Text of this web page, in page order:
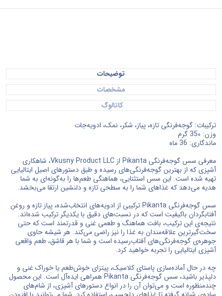
توضیحات
مشخصات
کاتالوگ
ترکیبات: گوجه‌فرنگی تازه، پیاز، شکر، نمک، ادویه‌جات
وزن: 35۰ گرم
ماندگاری: 36 ماه
معرفی سس گوجه‌فرنگی Pikanta از Vkusny Product LLC، شاهکاری
آشپزی که از بهترین گوجه‌فرنگی‌های رسیده و طبق دستورهای اصیل ایتالیایی
تهیه شده است. این سس استثنایی، هماهنگی طعم‌ها را به‌گونه‌ای به شما
هدیه می‌دهد که غذاهای شما را به سطحی تازه و دلنشین ارتقا می‌بخشد.
سس گوجه‌فرنگی Pikanta ترکیبی از ادویه‌های انتخاب‌شده، پیاز تازه و روغن
آفتابگردان باکیفیت است که در نسبت‌های دقیق با یکدیگر ترکیب شده‌اند.
نتیجه‌ی این ترکیب، بافت هماهنگ و طعمی غنی و قدرتمند است که حتی
سخت‌گیرترین علاقه‌مندان به غذا را نیز راضی می‌کند. هر شیشه حاوی
جوهره‌ی گوجه‌فرنگی‌های آفتاب‌رسیده است و شما با هر قاشق، طعم واقعی
آشپزی ایتالیایی را تجربه خواهید کرد.
چه در حال آماده‌سازی پاستای کلاسیک، پیتزای خوش‌طعم یا خوراک غنی و
دلپذیر باشید، سس گوجه‌فرنگی Pikanta همراهی ایده‌آل است. این محصول
چندمنظوره است و می‌توان آن را در انواع دستورهای آشپزی، از شام‌های